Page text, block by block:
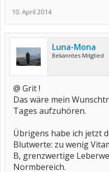
10. April 2014
Luna-Mona
Bekanntes Mitglied
@ Grit !
Das wäre mein
Tages aufzuhören.
Übrigens habe ich jetzt
Blutwerte: zu wenig
B, grenzwertige
Normbereich.